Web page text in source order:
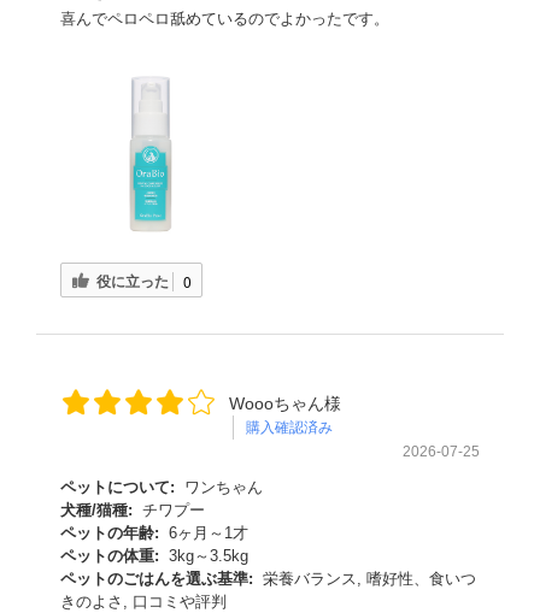
喜んでペロペロ舐めているのでよかったです。
役に立った 0
Woooちゃん様
購入確認済み
2026-07-25
ペットについて:
ワンちゃん
犬種/猫種: チワプー
ペットの年齢: 6ヶ月～1才
ペットの体重: 3kg～3.5kg
ペットのごはんを選ぶ基準: 栄養バランス, 嗜好性、食いつ
きのよさ, 口コミや評判